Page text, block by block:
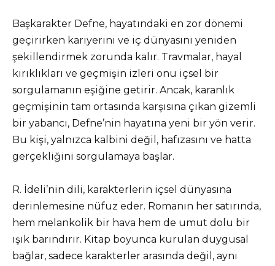
Başkarakter Defne, hayatındaki en zor dönemi
geçirirken kariyerini ve iç dünyasını yeniden
şekillendirmek zorunda kalır. Travmalar, hayal
kırıklıkları ve geçmişin izleri onu içsel bir
sorgulamanın eşiğine getirir. Ancak, karanlık
geçmişinin tam ortasında karşısına çıkan gizemli
bir yabancı, Defne’nin hayatına yeni bir yön verir.
Bu kişi, yalnızca kalbini değil, hafızasını ve hatta
gerçekliğini sorgulamaya başlar.
R. İdeli’nin dili, karakterlerin içsel dünyasına
derinlemesine nüfuz eder. Romanın her satırında,
hem melankolik bir hava hem de umut dolu bir
ışık barındırır. Kitap boyunca kurulan duygusal
bağlar, sadece karakterler arasında değil, aynı